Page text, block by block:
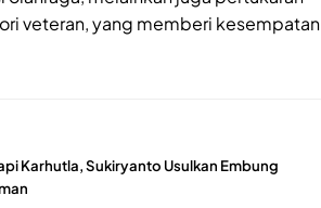
veteran, yang memberi kesempatan
Karhutla, Sukiryanto Usulkan Embung